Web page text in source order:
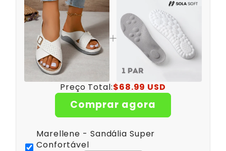
Preço Total:$68.99 USD
Comprar agora
Marellene - Sandália Super
Confortável